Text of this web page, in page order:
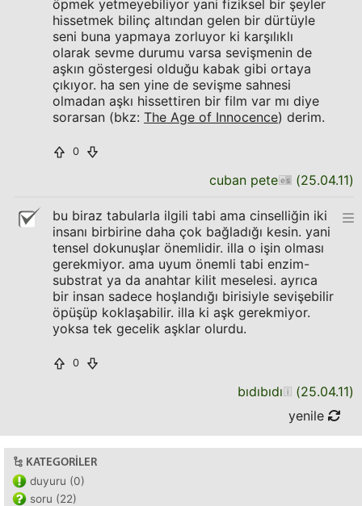
öpmek yetmeyebiliyor yani fiziksel bir şeyler
hissetmek bilinç altından gelen bir dürtüyle
seni buna yapmaya zorluyor ki karşılıklı
olarak sevme durumu varsa sevişmenin de
aşkın göstergesi olduğu kabak gibi ortaya
çıkıyor. ha sen yine de sevişme sahnesi
olmadan aşkı hissettiren bir film var mı diye
sorarsan (bkz: The Age of Innocence) derim.
0
cuban pete (25.04.11)
bu biraz tabularla ilgili tabi ama cinselliğin iki
insanı birbirine daha çok bağladığı kesin. yani
tensel dokunuşlar önemlidir. illa o işin olması
gerekmiyor. ama uyum önemli tabi enzim-
substrat ya da anahtar kilit meselesi. ayrıca
bir insan sadece hoşlandığı birisiyle sevişebilir
öpüşüp koklaşabilir. illa ki aşk gerekmiyor.
yoksa tek gecelik aşklar olurdu.
0
bıdıbıdı (25.04.11)
yenile
KATEGORILER
duyuru (0)
soru (22)